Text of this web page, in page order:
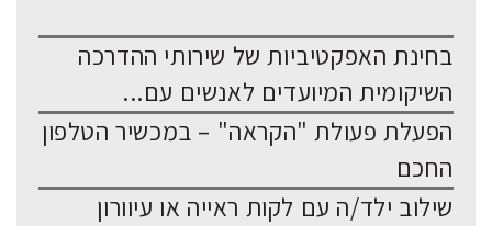
בחינת האפקטיביות של שירותי ההדרכה
השיקומית המיועדים לאנשים עם...
הפעלת פעולת "הקראה" – במכשיר הטלפון
החכם
שילוב ילד/ה עם לקות ראייה או עיוורון